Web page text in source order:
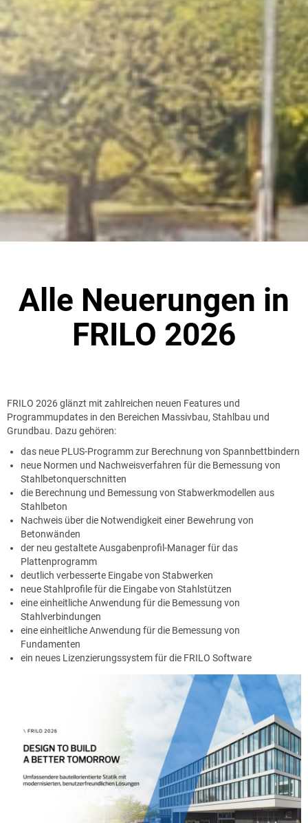
Alle Neuerungen in
FRILO 2026
FRILO 2026 glänzt mit zahlreichen neuen Features und
Programmupdates in den Bereichen Massivbau, Stahlbau und
Grundbau. Dazu gehören:
das neue PLUS-Programm zur Berechnung von Spannbettbindern
neue Normen und Nachweisverfahren für die Bemessung von
Stahlbetonquerschnitten
die Berechnung und Bemessung von Stabwerkmodellen aus
Stahlbeton
Nachweis über die Notwendigkeit einer Bewehrung von
Betonwänden
der neu gestaltete Ausgabenprofil-Manager für das
Plattenprogramm
deutlich verbesserte Eingabe von Stabwerken
neue Stahlprofile für die Eingabe von Stahlstützen
eine einheitliche Anwendung für die Bemessung von
Stahlverbindungen
eine einheitliche Anwendung für die Bemessung von
Fundamenten
ein neues Lizenzierungssystem für die FRILO Software